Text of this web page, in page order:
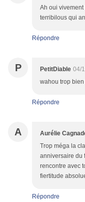
Ah oui
terribilous qui
Répondre
P PetitDiable 04/
wahou trop
Répondre
A Aurélie
Trop méga la
anniversaire du
rencontre avec
fiertitude
Répondre